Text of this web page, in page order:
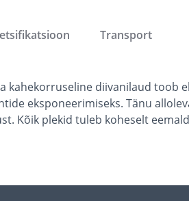
kahekorruseline diivanilaud toob
eksponeerimiseks. Tänu
Kõik plekid tuleb koheselt
Transport